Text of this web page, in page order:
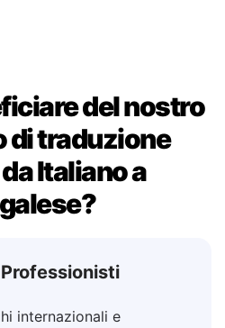
del nostro
di traduzione
Italiano a